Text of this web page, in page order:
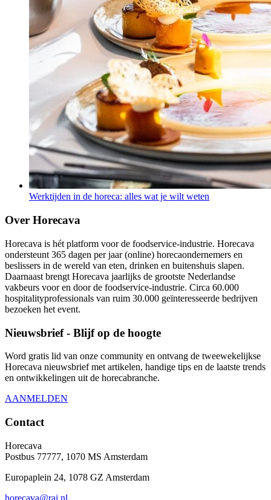
Werktijden in de horeca: alles wat je wilt weten
Over Horecava
Horecava is hét platform voor de foodservice-industrie. Horecava
ondersteunt 365 dagen per jaar (online) horecaondernemers en
beslissers in de wereld van eten, drinken en buitenshuis slapen.
Daarnaast brengt Horecava jaarlijks de grootste Nederlandse
vakbeurs voor en door de foodservice-industrie. Circa 60.000
hospitalityprofessionals van ruim 30.000 geïnteresseerde bedrijven
bezoeken het event.
Nieuwsbrief - Blijf op de hoogte
Word gratis lid van onze community en ontvang de tweewekelijkse
Horecava nieuwsbrief met artikelen, handige tips en de laatste trends
en ontwikkelingen uit de horecabranche.
AANMELDEN
Contact
Horecava
Postbus 77777, 1070 MS Amsterdam
Europaplein 24, 1078 GZ Amsterdam
horecava@rai.nl